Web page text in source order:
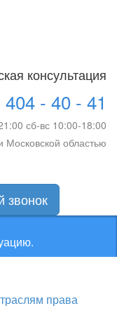
консультация
- 40 - 41
сб-вс 10:00-18:00
Московской областью
звонок
права